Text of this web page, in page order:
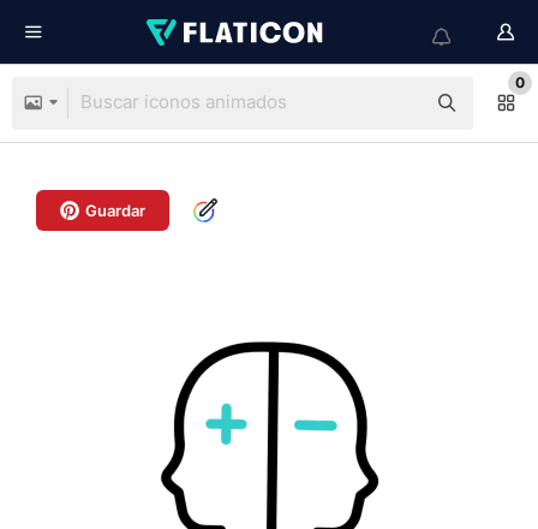
0
Guardar